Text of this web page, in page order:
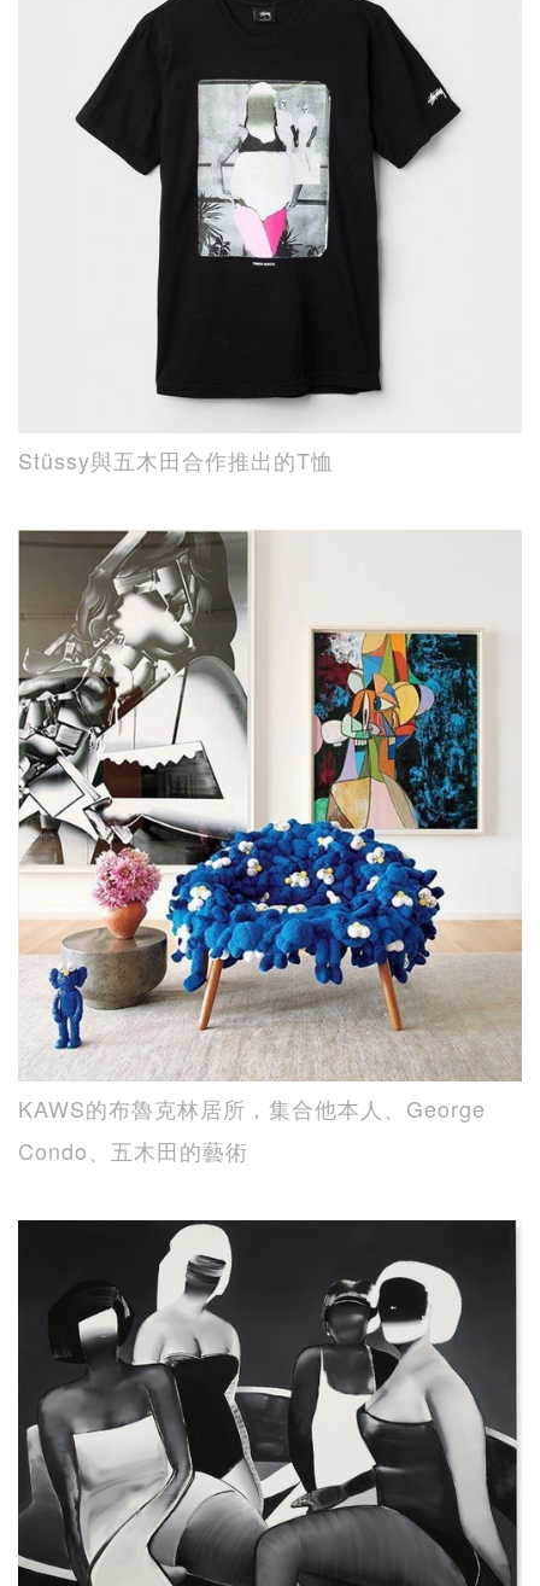
Stüssy與五木田合作推出的T恤
KAWS的布魯克林居所，集合他本人、George
Condo、五木田的藝術